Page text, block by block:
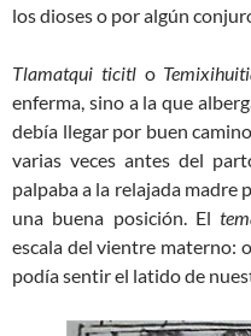
los dioses o por algún
Tlamatqui ticitlo
enferma, sino a la que
debía llegar por buen
varias veces antes del
palpaba a la relajada madre
una buena posición. El
escala del vientre materno:
podía sentir el latido de